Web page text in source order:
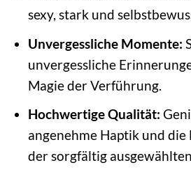
sexy, stark und
Unvergessliche Momente:
unvergessliche
Magie der Verführung.
Hochwertige Qualität:
angenehme Haptik und die
der sorgfältig